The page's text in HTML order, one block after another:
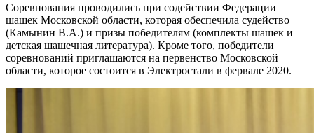
Соревнования проводились при содействии Федерации
шашек Московской области, которая обеспечила судейство
(Камынин В.А.) и призы победителям (комплекты шашек и
детская шашечная литература). Кроме того, победители
соревнований приглашаются на первенство Московской
области, которое состоится в Электростали в фервале 2020.